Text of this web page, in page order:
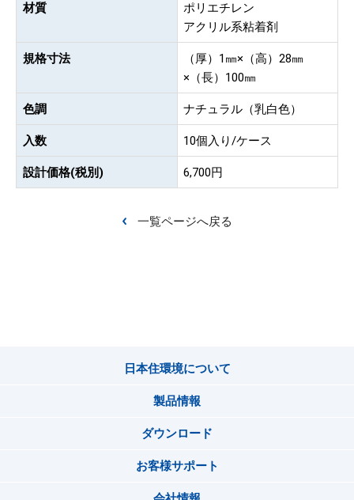
材質
ポリエチレン
アクリル系粘着剤
規格寸法
（厚）1㎜×（高）28㎜
×（長）100㎜
色調 ナチュラル（乳白色）
入数 10個入り/ケース
設計価格(税別) 6,700円
一覧ページへ戻る
日本住環境について
製品情報
ダウンロード
お客様サポート